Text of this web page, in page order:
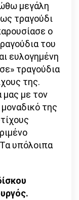
μεγάλη
τραγούδι
ο
του
ευλογημένη
τραγούδια
της.
μας με τον
της
υπόλοιπα